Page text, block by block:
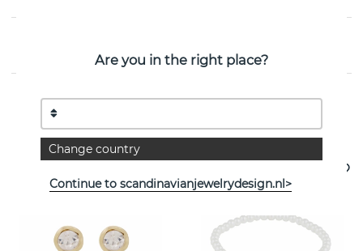
Bekijk meer artikelen
Are you in the right place?
Change country
Continue to scandinavianjewelrydesign.nl>